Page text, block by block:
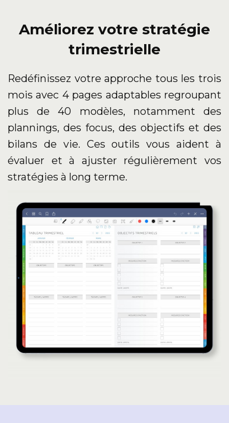
Améliorez votre stratégie
trimestrielle
Redéfinissez votre approche tous les trois
mois avec 4 pages adaptables regroupant
plus de 40 modèles, notamment des
plannings, des focus, des objectifs et des
bilans de vie. Ces outils vous aident à
évaluer et à ajuster régulièrement vos
stratégies à long terme.